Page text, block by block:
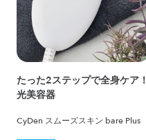
たった2ステップで全身ケア！
光美容器
CyDen スムーズスキン bare Plus